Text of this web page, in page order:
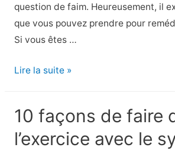
question de faim. Heureusement, il
que vous pouvez prendre pour
Si vous êtes …
Jillian
conseils
Lire la suite »
10 façons de faire
l’exercice avec le